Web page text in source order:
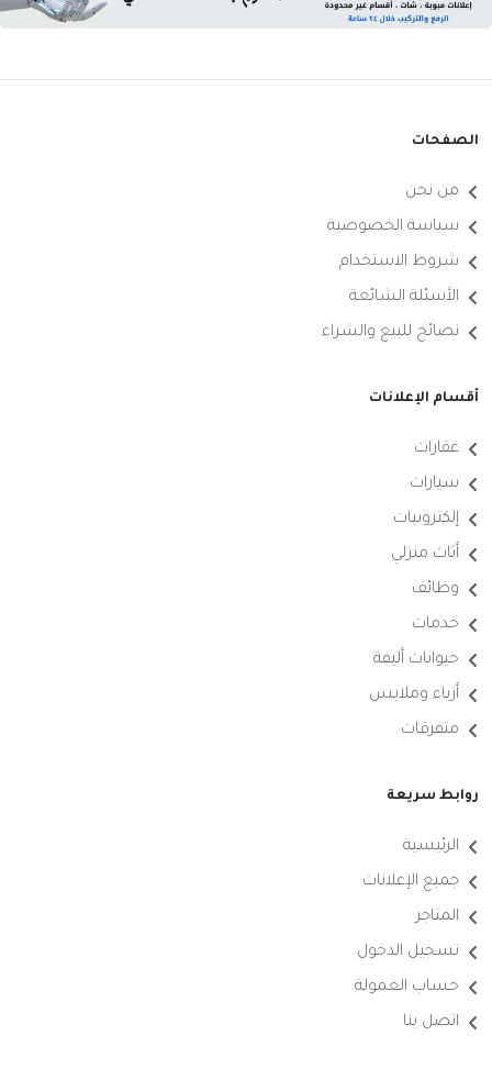
الصفحات
من نحن
سياسة الخصوصية
شروط الاستخدام
الأسئلة الشائعة
نصائح للبيع والشراء
أقسام الإعلانات
عقارات
سيارات
إلكترونيات
أثاث منزلي
وظائف
خدمات
حيوانات أليفة
أزياء وملابس
متفرقات
روابط سريعة
الرئيسية
جميع الإعلانات
المتاجر
تسجيل الدخول
حساب العمولة
اتصل بنا